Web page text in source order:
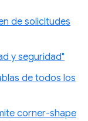
de solicitudes
y seguridad"
de todos los
corner-shape